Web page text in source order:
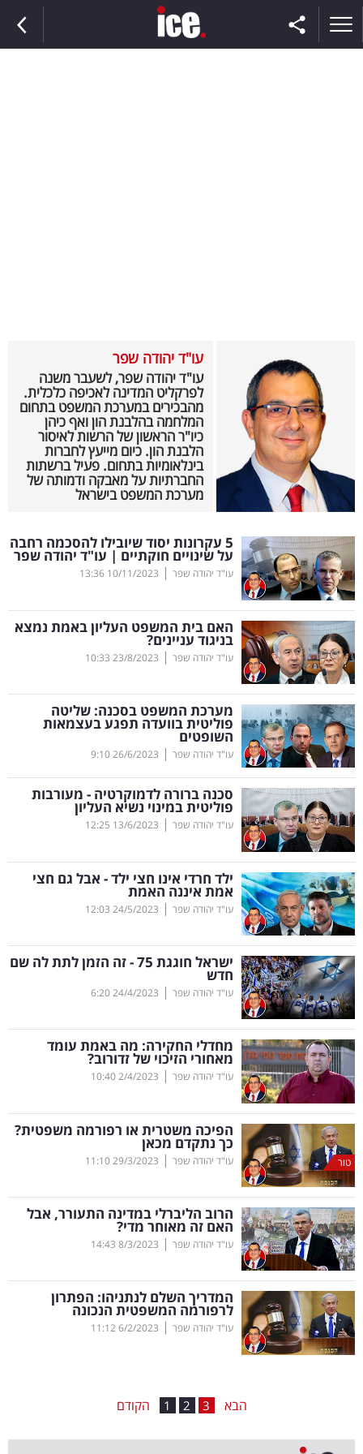
וצרכנות
נדל"ן
דיגיטל
שיווק
משפט
מדדים
ומחקרים
דעות
רכילות
עסקית
קריפטו
ויראלי
טלוויזיה
עסקי
ספורט
קריירה
ולימודים
מינויים
רייטינג
רכב
בריאות
תרבות
ופנאי
תיירות
TOP-
5
המילון
הכלכלי
UNDER
עו"ד יהודה שפר
עו"ד יהודה שפר, לשעבר משנה
לפרקליט המדינה לאכיפה כלכלית.
מהבכירים במערכת המשפט בתחום
המלחמה בהלבנת הון ואף כיהן
כיו"ר הראשון של הרשות לאיסור
הלבנת הון. כיום מייעץ לחברות
בינלאומיות בתחום. פעיל ברשתות
החברתיות על מאבקה ודמותה של
מערכת המשפט בישראל
5 עקרונות יסוד שיובילו להסכמה רחבה
על שינויים חוקתיים | עו"ד יהודה שפר
עו"ד יהודה שפר |
10/11/2023
13:36
האם בית המשפט העליון באמת נמצא
בניגוד עניינים?
עו"ד יהודה שפר |
23/8/2023
10:33
מערכת המשפט בסכנה: שליטה
פוליטית בוועדה תפגע בעצמאות
השופטים
עו"ד יהודה שפר |
26/6/2023
9:10
סכנה ברורה לדמוקרטיה - מעורבות
פוליטית במינוי נשיא העליון
עו"ד יהודה שפר |
13/6/2023
12:25
ילד חרדי אינו חצי ילד - אבל גם חצי
אמת איננה האמת
עו"ד יהודה שפר |
24/5/2023
12:03
ישראל חוגגת 75 - זה הזמן לתת לה שם
חדש
עו"ד יהודה שפר |
24/4/2023
6:20
מחדלי החקירה: מה באמת עומד
מאחורי הזיכוי של זדורוב?
עו"ד יהודה שפר |
2/4/2023
10:40
טור
הפיכה משטרית או רפורמה משפטית?
כך נתקדם מכאן
עו"ד יהודה שפר |
29/3/2023
11:10
הרוב הליברלי במדינה התעורר, אבל
האם זה מאוחר מדי?
עו"ד יהודה שפר |
8/3/2023
14:43
המדריך השלם לנתניהו: הפתרון
לרפורמה המשפטית הנכונה
עו"ד יהודה שפר |
6/2/2023
11:12
הקודם 1 2 3 הבא